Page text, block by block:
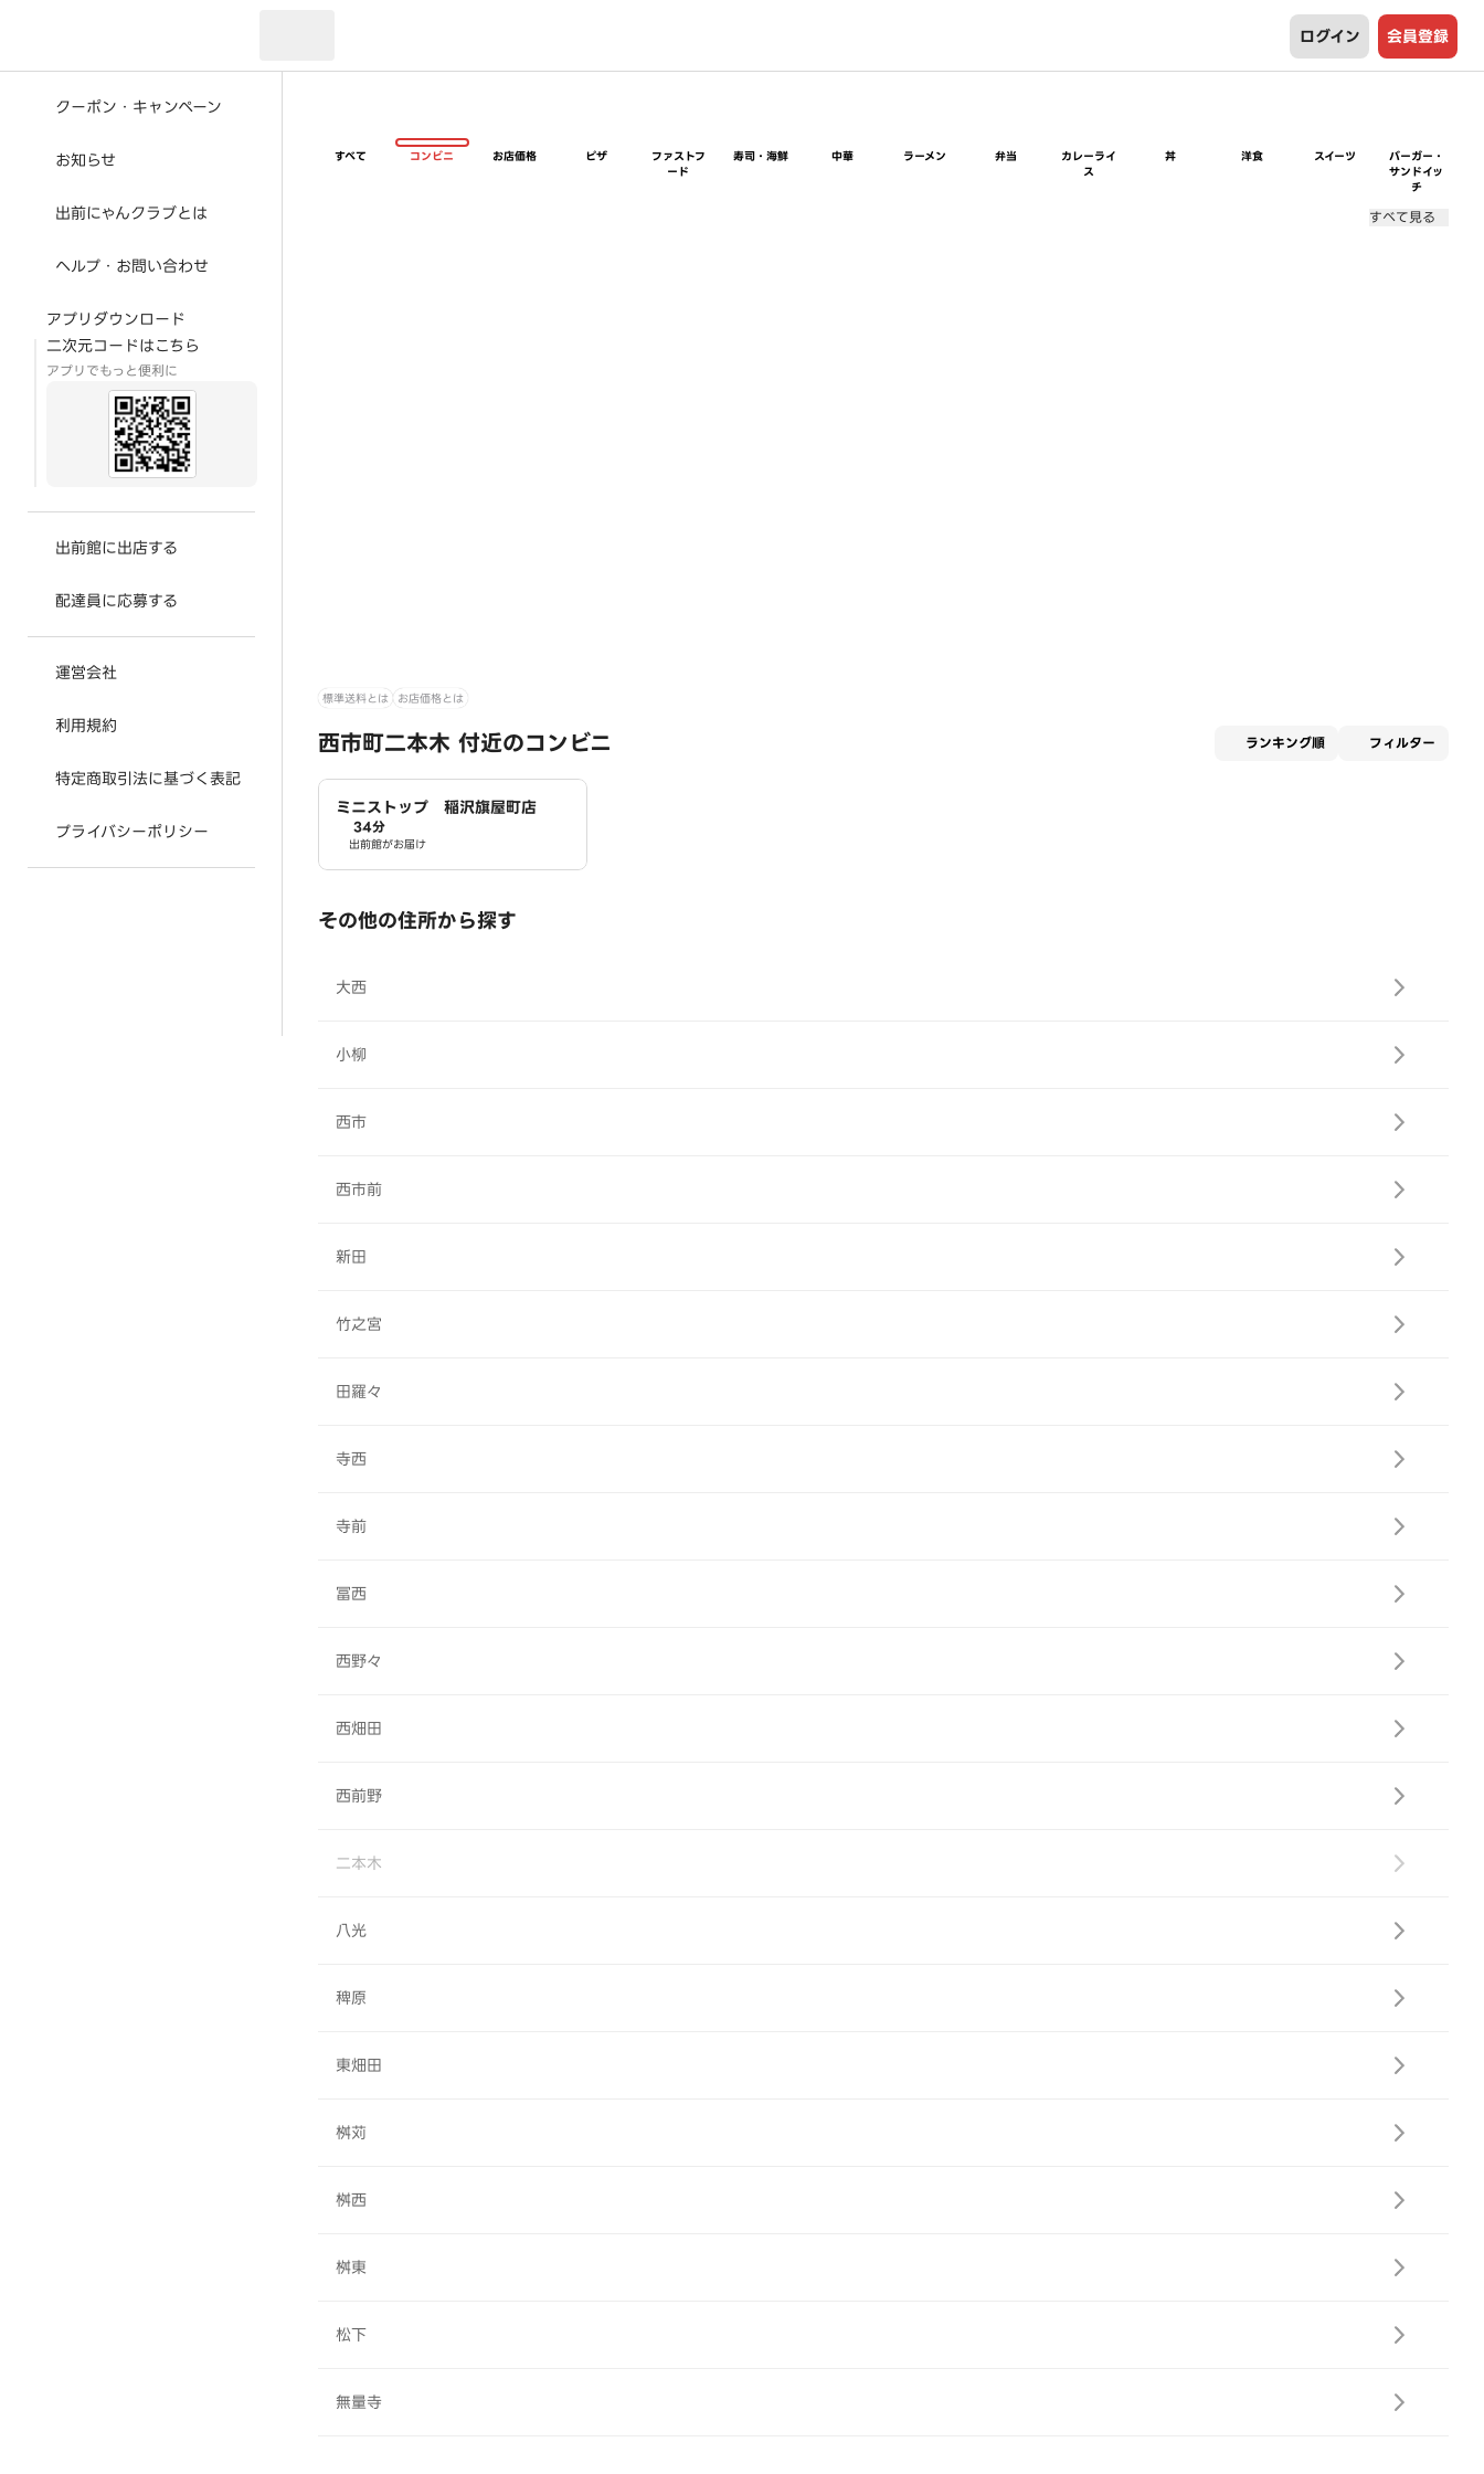
ログイン 会員登録
クーポン・キャンペーン
お知らせ
出前にゃんクラブとは
ヘルプ・お問い合わせ
アプリダウンロード
二次元コードはこちら
アプリでもっと便利に
出前館に出店する
配達員に応募する
運営会社
利用規約
特定商取引法に基づく表記
プライバシーポリシー
すべて コンビニ お店価格 ピザ
ファストフ
ード
寿司・海鮮 中華 ラーメン 弁当
カレーライ
ス
丼 洋食 スイーツ
バーガー・
サンドイッ
チ
すべて見る
標準送料とは お店価格とは
西市町二本木 付近のコンビニ ランキング順 フィルター
ミニストップ 稲沢旗屋町店
34分
出前館がお届け
その他の住所から探す
大西
小柳
西市
西市前
新田
竹之宮
田羅々
寺西
寺前
冨西
西野々
西畑田
西前野
二本木
八光
稗原
東畑田
桝苅
桝西
桝東
松下
無量寺